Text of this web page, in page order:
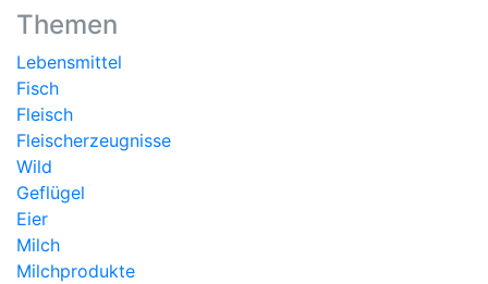
Themen
Lebensmittel
Fisch
Fleisch
Fleischerzeugnisse
Wild
Geflügel
Eier
Milch
Milchprodukte